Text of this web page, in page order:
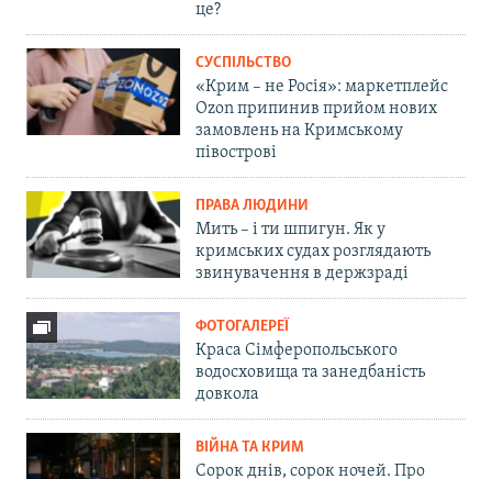
це?
СУСПІЛЬСТВО
«Крим – не Росія»: маркетплейс
Ozon припинив прийом нових
замовлень на Кримському
півострові
ПРАВА ЛЮДИНИ
Мить – і ти шпигун. Як у
кримських судах розглядають
звинувачення в держзраді
ФОТОГАЛЕРЕЇ
Краса Сімферопольського
водосховища та занедбаність
довкола
ВІЙНА ТА КРИМ
Сорок днів, сорок ночей. Про